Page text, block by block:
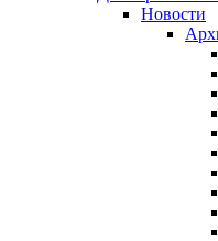
Новости